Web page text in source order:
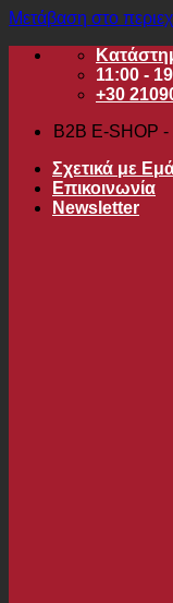
Μετάβαση στο
11:00 -
+30
B2B Ε-SHOP
Σχετικά με
Επικοινωνία
Newsletter